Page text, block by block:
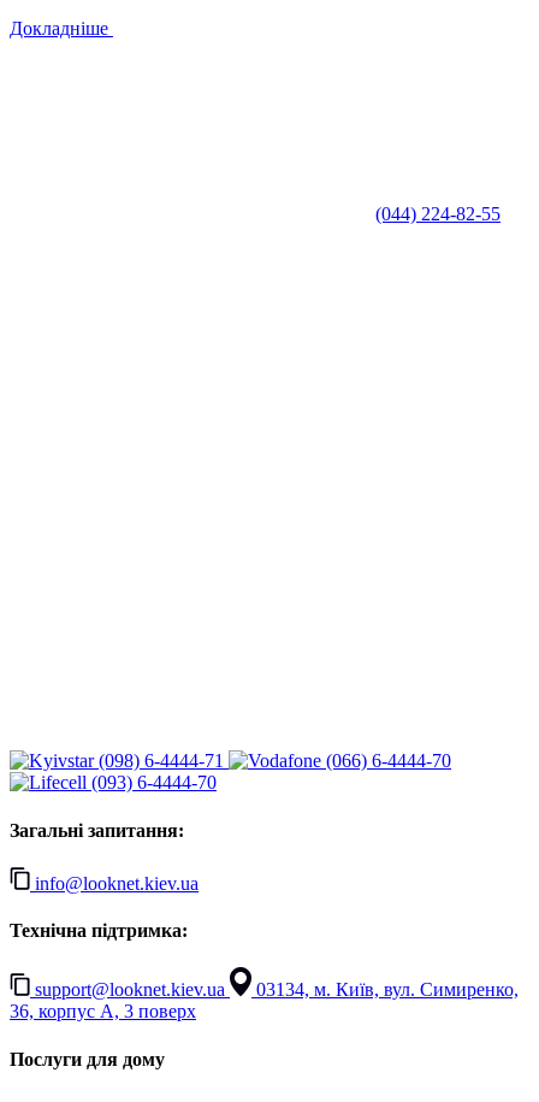
Докладніше
(044) 224-82-55
(098) 6-4444-71
(066) 6-4444-70
(093) 6-4444-70
Загальні запитання:
info@looknet.kiev.ua
Технічна підтримка:
support@looknet.kiev.ua
03134, м. Київ, вул. Симиренко,
36, корпус А, 3 поверх
Послуги для дому